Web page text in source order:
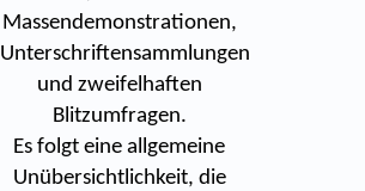
Massendemonstrationen,
Unterschriftensammlungen
und zweifelhaften
Blitzumfragen.
Es folgt eine allgemeine
Unübersichtlichkeit, die